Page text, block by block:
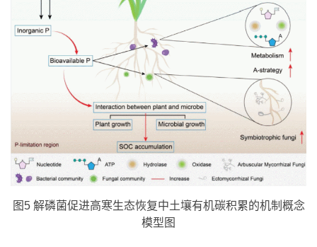
图5 解磷菌促进高寒生态恢复中土壤有机碳积累的机制概念
模型图